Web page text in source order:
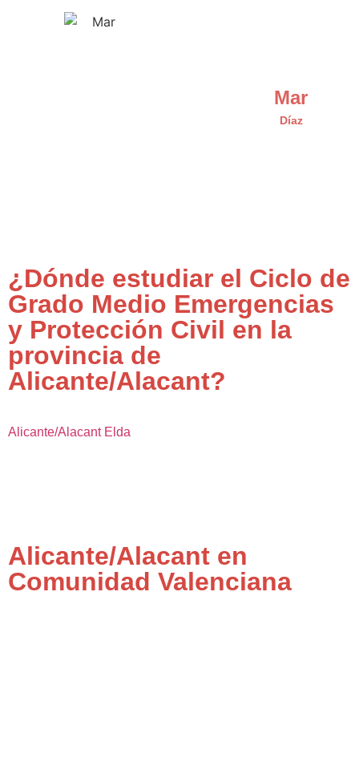
Mar
Díaz
¿Dónde estudiar el Ciclo de
Grado Medio Emergencias
y Protección Civil en la
provincia de
Alicante/Alacant?
Alicante/Alacant Elda
Alicante/Alacant en
Comunidad Valenciana